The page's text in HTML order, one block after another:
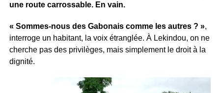
une route carrossable. En vain.
« Sommes-nous des Gabonais comme les autres ? »,
interroge un habitant, la voix étranglée. À Lekindou, on ne
cherche pas des privilèges, mais simplement le droit à la
dignité.